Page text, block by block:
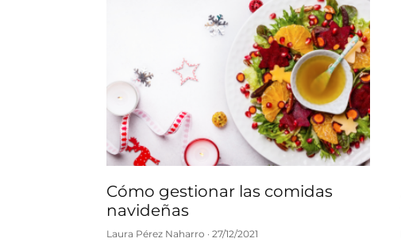
Cómo gestionar las comidas
navideñas
Laura Pérez Naharro 27/12/2021